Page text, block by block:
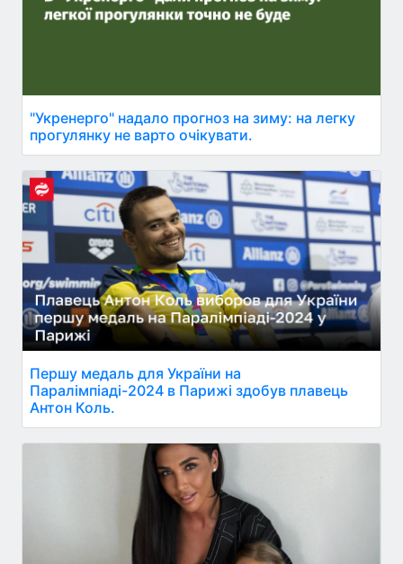
"Укренерго" надало прогноз на зиму: на легку
прогулянку не варто очікувати.
Першу медаль для України на
Паралімпіаді-2024 в Парижі здобув плавець
Антон Коль.